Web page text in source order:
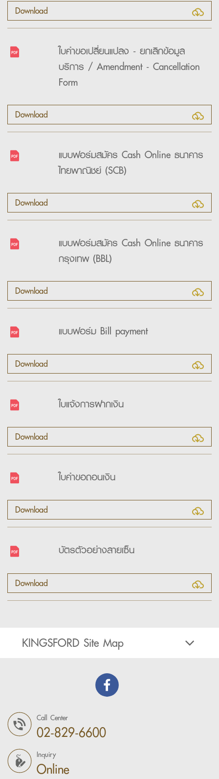
Download
ใบคำขอเปลี่ยนแปลง - ยกเลิกข้อมูล
บริการ / Amendment - Cancellation
Form
Download
แบบฟอร์มสมัคร Cash Online ธนาคาร
ไทยพาณิชย์ (SCB)
Download
แบบฟอร์มสมัคร Cash Online ธนาคาร
กรุงเทพ (ฺฺBBL)
Download
แบบฟอร์ม Bill payment
Download
ใบแจ้งการฝากเงิน
Download
ใบคำขอถอนเงิน
Download
บัตรตัวอย่างลายเซ็น
Download
KINGSFORD Site Map
Call Center
02-829-6600
Inquiry
Online